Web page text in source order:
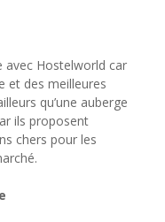
avec Hostelworld car
et des meilleures
qu’une auberge
ils proposent
chers pour les